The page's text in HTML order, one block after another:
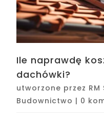
Ile naprawdę
dachówki?
utworzone przez
Budownictwo | 0